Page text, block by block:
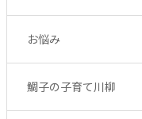
お悩み
鯛子の子育て川柳